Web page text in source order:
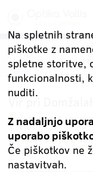
Vir pri Domžalah
Arkadia
Na spletnih
piškotke z
spletne storitve,
funkcionalnosti,
nuditi.
Z nadaljnjo
uporabo
Če piškotkov ne
nastavitvah.